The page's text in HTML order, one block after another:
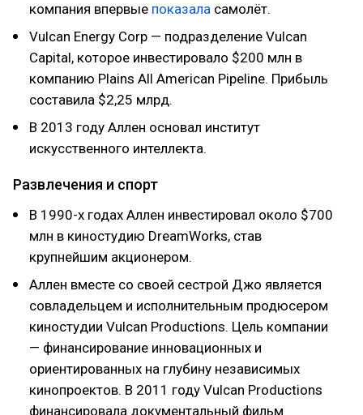
компания впервые показала самолёт.
Vulcan Energy Corp — подразделение Vulcan
Capital, которое инвестировало $200 млн в
компанию Plains All American Pipeline. Прибыль
составила $2,25 млрд.
В 2013 году Аллен основал институт
искусственного интеллекта.
Развлечения и спорт
В 1990-х годах Аллен инвестировал около $700
млн в киностудию DreamWorks, став
крупнейшим акционером.
Аллен вместе со своей сестрой Джо является
совладельцем и исполнительным продюсером
киностудии Vulcan Productions. Цель компании
— финансирование инновационных и
ориентированных на глубину независимых
кинопроектов. В 2011 году Vulcan Productions
финансировала документальный фильм